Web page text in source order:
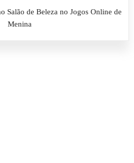
Salão de Beleza no Jogos Online de
Menina